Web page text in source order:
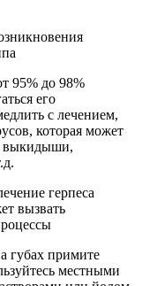
95% до 98%
его
с лечением,
которая может
выкидыши,
герпеса
вызвать
губах примите
местными